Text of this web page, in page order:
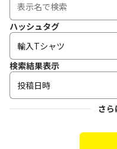
ハッシュタグ
検索結果表示
投稿日時
さ